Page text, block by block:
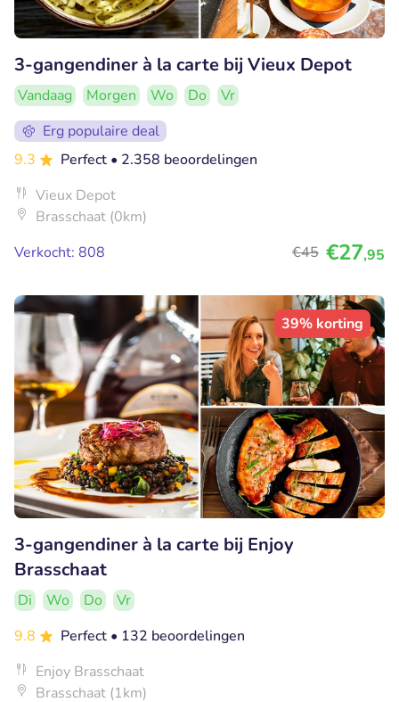
3-gangendiner à la carte bij Vieux Depot
Vandaag Morgen Wo Do
Vr
Erg populaire deal
9.3
Perfect • 2.358 beoordelingen
Vieux Depot
Brasschaat (0km)
Verkocht: 808
€45 €27,95
39% korting
3-gangendiner à la carte bij Enjoy
Brasschaat
Di Wo Do
Vr
9.8
Perfect • 132 beoordelingen
Enjoy Brasschaat
Brasschaat (1km)